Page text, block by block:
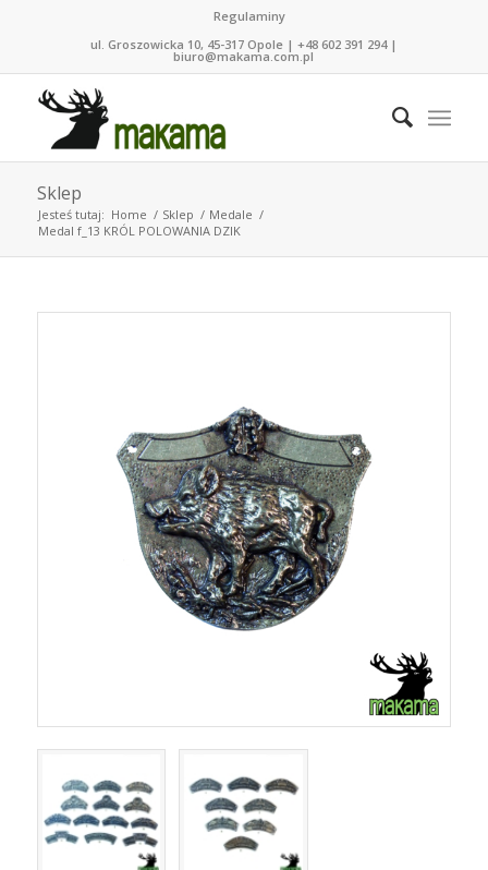
Regulaminy
ul. Groszowicka 10, 45-317 Opole | +48 602 391 294 |
biuro@makama.com.pl
Sklep
Jesteś tutaj: Home / Sklep / Medale /
Medal f_13 KRÓL POLOWANIA DZIK